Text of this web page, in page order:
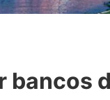
bancos